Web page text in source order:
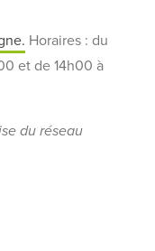
Horaires : du
et de 14h00 à
du réseau